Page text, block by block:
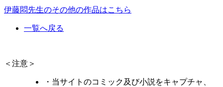
伊藤悶先生のその他の作品はこちら
一覧へ戻る
＜注意＞
・当サイトのコミック及び小説をキャプチャ、